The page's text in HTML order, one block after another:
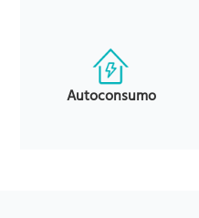
Autoconsumo